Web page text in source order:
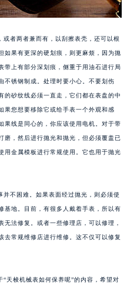
者两者兼而有，以刮擦表壳，还可以根
如果有更深的硬划痕，则更麻烦，因为抛
带上有部分深划痕，侧重于用油石进行局
不锈钢制成。处理时要小心。不要划伤
的砂纹线必须一直走，它们都在表盘的中
果您想要移除它或给手表一个外观和感
果线是同心的，你应该使用电机。对于带
磨，然后进行抛光和抛光，但必须覆盖已
用金属模板进行常规使用。它也用于抛光
不困难。如果表面经过抛光，则必须使
基地。目前，有很多人戴着手表，所以有
法修复。或者一些修理店，可以修理，
去常规维修店进行维修。这不仅可以修复
“天梭机械表如何保养呢”的内容，希望对